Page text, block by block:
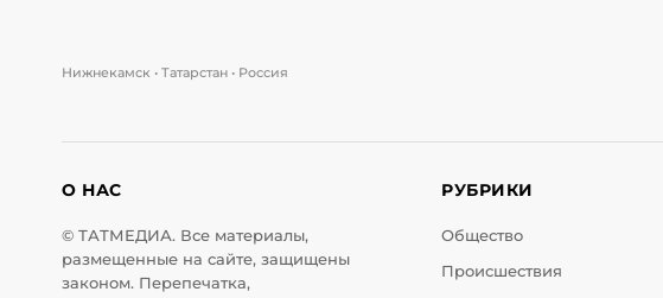
Нижнекамск • Татарстан • Россия
О НАС
© ТАТМЕДИА. Все материалы,
размещенные на сайте, защищены
законом. Перепечатка,
РУБРИКИ
Общество
Происшествия